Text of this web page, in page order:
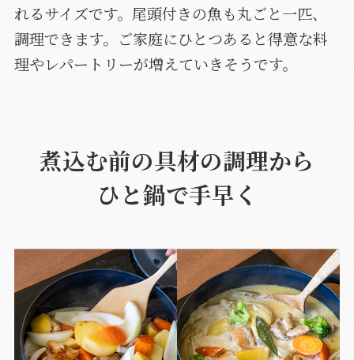
れるサイズです。尾頭付きの魚も丸ごと一匹、
調理できます。ご家庭にひとつあると得意な料
理やレパートリーが増えていきそうです。
煮込む前の具材の調理から
ひと鍋で手早く